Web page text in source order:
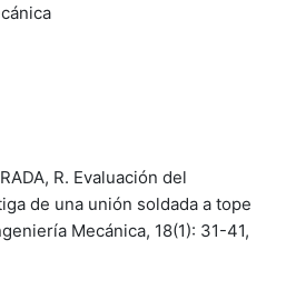
R. Evaluación del
de una unión soldada a tope
Mecánica, 18(1): 31-41,